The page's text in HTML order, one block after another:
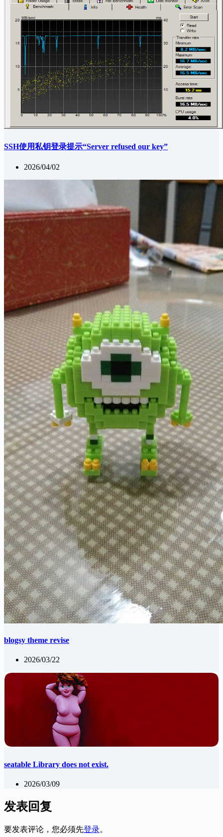
SSH使用私钥登录提示“Server refused our key”
2026/04/02
blogsy theme revise
2026/03/22
seatable Library does not exist.
2026/03/09
发表回复
要发表评论，您必须先登录。